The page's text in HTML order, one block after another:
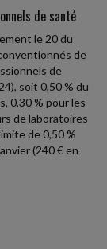
de santé
le 20 du
de
de
soit 0,50 % du
0,30 % pour les
de laboratoires
de 0,50 %
(240 € en